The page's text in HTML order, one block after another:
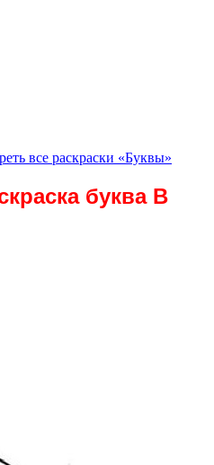
все раскраски «Буквы»
буква В